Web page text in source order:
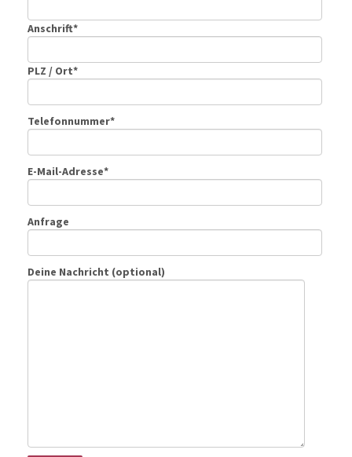
Anschrift*
PLZ / Ort*
Telefonnummer*
E-Mail-Adresse*
Anfrage
Deine Nachricht (optional)